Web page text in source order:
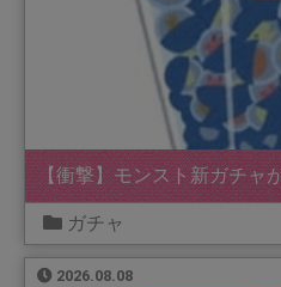
【衝撃】モンスト新ガチャ
ガチャ
2026.08.08